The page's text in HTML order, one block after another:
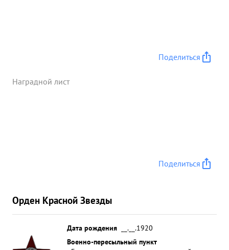
Поделиться
Наградной лист
Поделиться
Орден Красной Звезды
Дата рождения
__.__.1920
Военно-пересыльный пункт